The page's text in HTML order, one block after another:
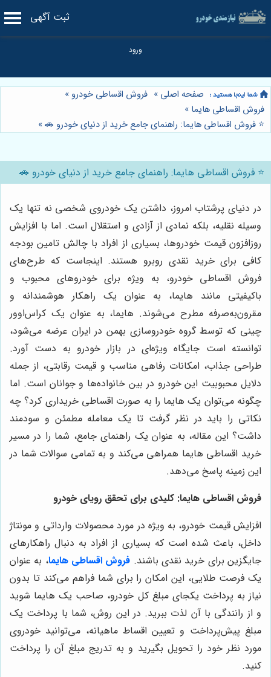
ثبت آگهی
صفحه اصلی » فروش اقساطی خودرو »
فروش اقساطی هایما »
⭐️ فروش اقساطی هایما: راهنمای جامع خرید از دنیای خودرو 🚗»
⭐️ فروش اقساطی هایما: راهنمای جامع خرید از دنیای خودرو 🚗
در دنیای پرشتاب امروز، داشتن یک خودروی شخصی نه تنها یک
وسیله نقلیه، بلکه نمادی از آزادی و استقلال است. اما با افزایش
روزافزون قیمت خودروها، بسیاری از افراد با چالش تامین بودجه
کافی برای خرید نقدی روبرو هستند. اینجاست که طرح‌های
فروش اقساطی خودرو، به ویژه برای خودروهای محبوب و
باکیفیتی مانند هایما، به عنوان یک راهکار هوشمندانه و
مقرون‌به‌صرفه مطرح می‌شوند. هایما، به عنوان یک کراس‌اوور
چینی که توسط گروه خودروسازی بهمن در ایران عرضه می‌شود،
توانسته است جایگاه ویژه‌ای در بازار خودرو به دست آورد.
طراحی جذاب، امکانات رفاهی مناسب و قیمت رقابتی، از جمله
دلایل محبوبیت این خودرو در بین خانواده‌ها و جوانان است. اما
چگونه می‌توان یک هایما را به صورت اقساطی خریداری کرد؟ چه
نکاتی را باید در نظر گرفت تا یک معامله مطمئن و سودمند
داشت؟ این مقاله، به عنوان یک راهنمای جامع، شما را در مسیر
خرید اقساطی هایما همراهی می‌کند و به تمامی سوالات شما در
این زمینه پاسخ می‌دهد.
فروش اقساطی هایما: کلیدی برای تحقق رویای خودرو
افزایش قیمت خودرو، به ویژه در مورد محصولات وارداتی و مونتاژ
داخل، باعث شده است که بسیاری از افراد به دنبال راهکارهای
جایگزین برای خرید نقدی باشند. فروش اقساطی هایما، به عنوان
یک فرصت طلایی، این امکان را برای شما فراهم می‌کند تا بدون
نیاز به پرداخت یکجای مبلغ کل خودرو، صاحب یک هایما شوید
و از رانندگی با آن لذت ببرید. در این روش، شما با پرداخت یک
مبلغ پیش‌پرداخت و تعیین اقساط ماهیانه، می‌توانید خودروی
مورد نظر خود را تحویل بگیرید و به تدریج مبلغ آن را پرداخت
کنید.